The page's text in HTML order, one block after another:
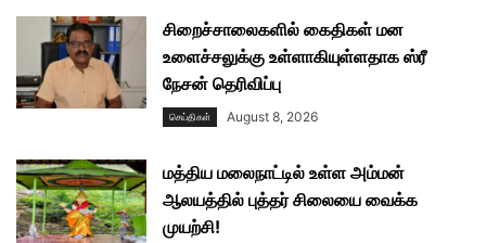
சிறைச்சாலைகளில் கைதிகள் மன
உளைச்சலுக்கு உள்ளாகியுள்ளதாக ஸ்ரீ
நேசன் தெரிவிப்பு
செய்திகள் August 8, 2026
மத்திய மலைநாட்டில் உள்ள அம்மன்
ஆலயத்தில் புத்தர் சிலையை வைக்க
முயற்சி!